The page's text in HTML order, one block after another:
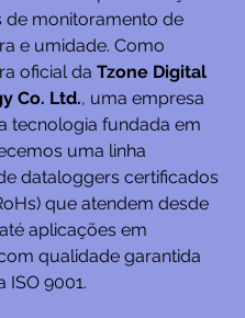
de monitoramento de
e umidade. Como
oficial da Tzone Digital
Co. Ltd., uma empresa
tecnologia fundada em
uma linha
dataloggers certificados
que atendem desde
aplicações em
qualidade garantida
ISO 9001.